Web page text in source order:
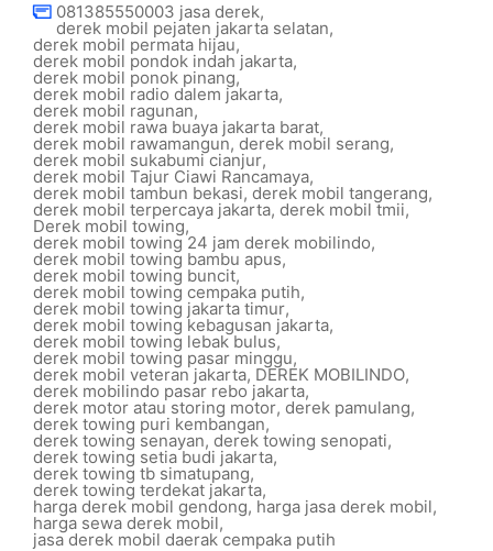
081385550003 jasa derek,
derek mobil pejaten jakarta selatan,
derek mobil permata hijau,
derek mobil pondok indah jakarta,
derek mobil ponok pinang,
derek mobil radio dalem jakarta,
derek mobil ragunan,
derek mobil rawa buaya jakarta barat,
derek mobil rawamangun, derek mobil serang,
derek mobil sukabumi cianjur,
derek mobil Tajur Ciawi Rancamaya,
derek mobil tambun bekasi, derek mobil tangerang,
derek mobil terpercaya jakarta, derek mobil tmii,
Derek mobil towing,
derek mobil towing 24 jam derek mobilindo,
derek mobil towing bambu apus,
derek mobil towing buncit,
derek mobil towing cempaka putih,
derek mobil towing jakarta timur,
derek mobil towing kebagusan jakarta,
derek mobil towing lebak bulus,
derek mobil towing pasar minggu,
derek mobil veteran jakarta, DEREK MOBILINDO,
derek mobilindo pasar rebo jakarta,
derek motor atau storing motor, derek pamulang,
derek towing puri kembangan,
derek towing senayan, derek towing senopati,
derek towing setia budi jakarta,
derek towing tb simatupang,
derek towing terdekat jakarta,
harga derek mobil gendong, harga jasa derek mobil,
harga sewa derek mobil,
jasa derek mobil daerak cempaka putih